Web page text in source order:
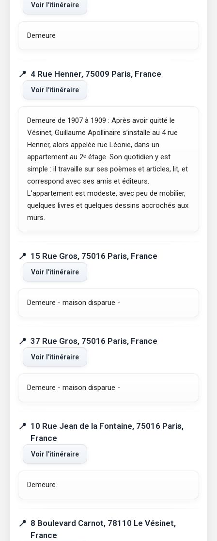
Voir l'itinéraire
Demeure
4 Rue Henner, 75009 Paris, France
Voir l'itinéraire
Demeure de 1907 à 1909 : Après avoir quitté le
Vésinet, Guillaume Apollinaire s’installe au 4 rue
Henner, alors appelée rue Léonie, dans un
appartement au 2ᵉ étage. Son quotidien y est
simple : il travaille sur ses poèmes et articles, lit, et
correspond avec ses amis et éditeurs.
L’appartement est modeste, avec peu de mobilier,
quelques livres et quelques dessins accrochés aux
murs.
15 Rue Gros, 75016 Paris, France
Voir l'itinéraire
Demeure - maison disparue -
37 Rue Gros, 75016 Paris, France
Voir l'itinéraire
Demeure - maison disparue -
10 Rue Jean de la Fontaine, 75016 Paris,
France
Voir l'itinéraire
Demeure
8 Boulevard Carnot, 78110 Le Vésinet,
France